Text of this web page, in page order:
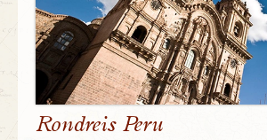
Rondreis Peru